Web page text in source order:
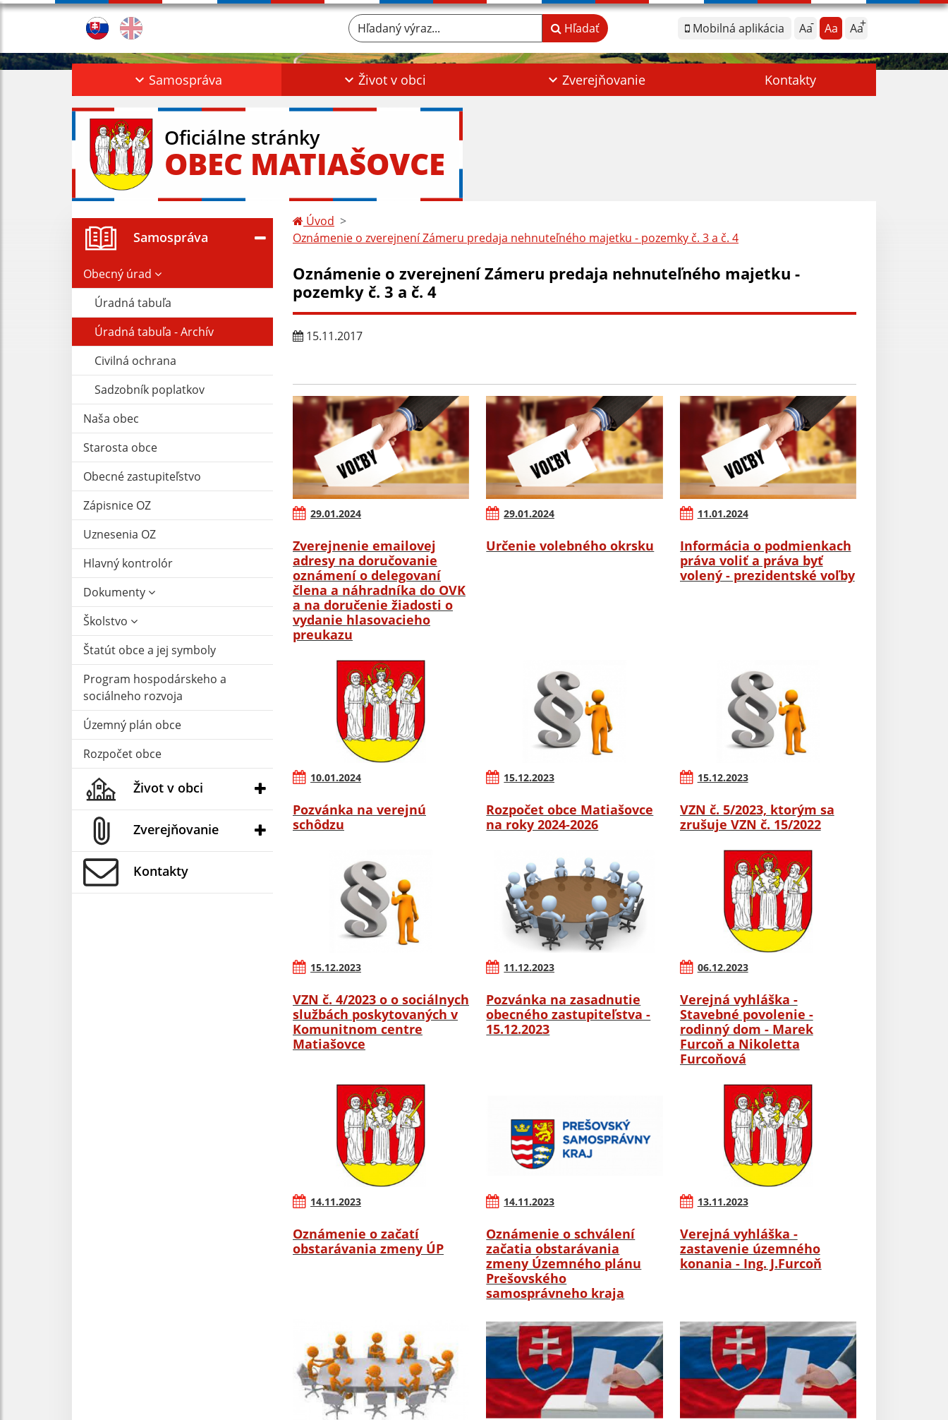
Mobilná aplikácia Aa Aa Aa
Hľadaný výraz... Hľadať
Samospráva Život v obci Zverejňovanie Kontakty
Oficiálne stránky
OBEC MATIAŠOVCE
Samospráva
Obecný úrad
Úradná tabuľa
Úradná tabuľa - Archív
Civilná ochrana
Sadzobník poplatkov
Naša obec
Starosta obce
Obecné zastupiteľstvo
Zápisnice OZ
Uznesenia OZ
Hlavný kontrolór
Dokumenty
Školstvo
Štatút obce a jej symboly
Program hospodárskeho a
sociálneho rozvoja
Územný plán obce
Rozpočet obce
Život v obci
Zverejňovanie
Kontakty
Úvod
Oznámenie o zverejnení Zámeru predaja nehnuteľného majetku - pozemky č. 3 a č. 4
Oznámenie o zverejnení Zámeru predaja nehnuteľného majetku -
pozemky č. 3 a č. 4
15.11.2017
29.01.2024
Zverejnenie emailovej
adresy na doručovanie
oznámení o delegovaní
člena a náhradníka do OVK
a na doručenie žiadosti o
vydanie hlasovacieho
preukazu
29.01.2024
Určenie volebného okrsku
11.01.2024
Informácia o podmienkach
práva voliť a práva byť
volený - prezidentské voľby
10.01.2024
Pozvánka na verejnú
schôdzu
15.12.2023
Rozpočet obce Matiašovce
na roky 2024-2026
15.12.2023
VZN č. 5/2023, ktorým sa
zrušuje VZN č. 15/2022
15.12.2023
VZN č. 4/2023 o o sociálnych
službách poskytovaných v
Komunitnom centre
Matiašovce
11.12.2023
Pozvánka na zasadnutie
obecného zastupiteľstva -
15.12.2023
06.12.2023
Verejná vyhláška -
Stavebné povolenie -
rodinný dom - Marek
Furcoň a Nikoletta
Furcoňová
14.11.2023
Oznámenie o začatí
obstarávania zmeny ÚP
14.11.2023
Oznámenie o schválení
začatia obstarávania
zmeny Územného plánu
Prešovského
samosprávneho kraja
13.11.2023
Verejná vyhláška -
zastavenie územného
konania - Ing. J.Furcoň